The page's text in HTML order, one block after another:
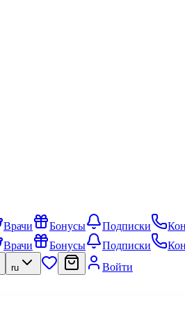
Врачи Бонусы Подписки
Врачи Бонусы Подписки
ru Войти